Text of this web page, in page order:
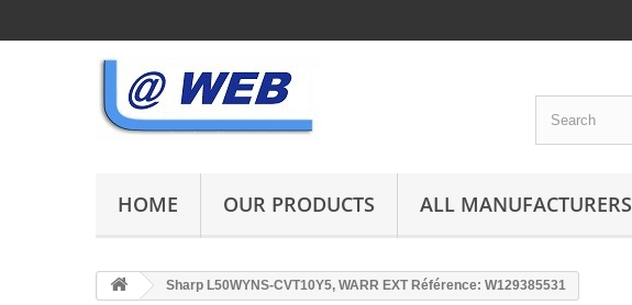
HOME OUR PRODUCTS ALL MANUFACTURERS
Sharp L50WYNS-CVT10Y5, WARR EXT Référence: W129385531